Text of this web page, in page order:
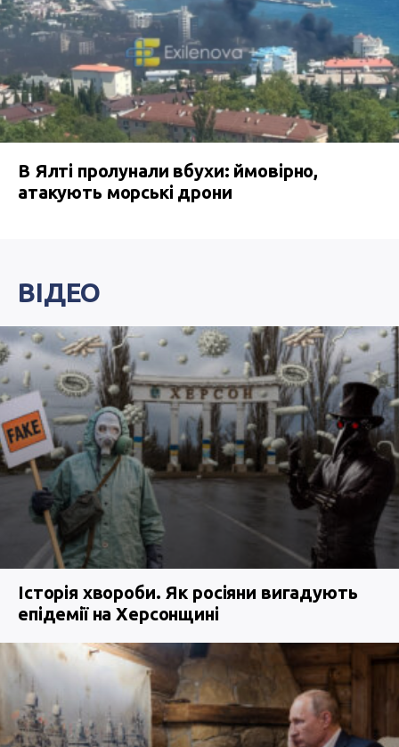
В Ялті пролунали вбухи: ймовірно,
атакують морські дрони
ВІДЕО
Історія хвороби. Як росіяни вигадують
епідемії на Херсонщині